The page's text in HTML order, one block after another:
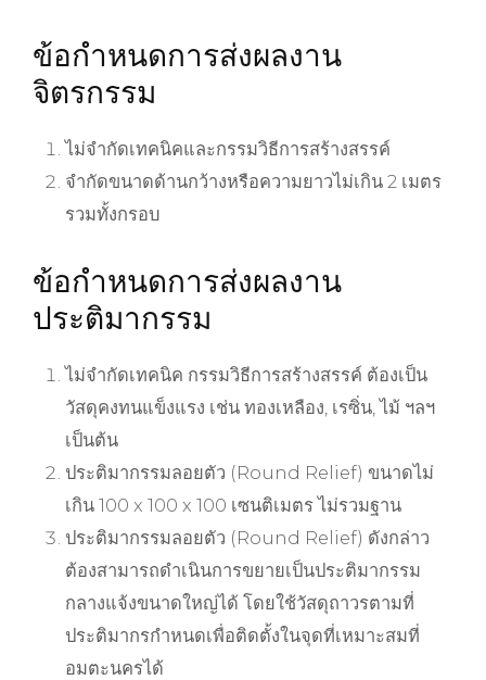
ข้อกำหนดการส่งผลงาน
จิตรกรรม
ไม่จำกัดเทคนิคและกรรมวิธีการสร้างสรรค์
จำกัดขนาดด้านกว้างหรือความยาวไม่เกิน 2 เมตร
รวมทั้งกรอบ
ข้อกำหนดการส่งผลงาน
ประติมากรรม
ไม่จำกัดเทคนิค กรรมวิธีการสร้างสรรค์ ต้องเป็น
วัสดุคงทนแข็งแรง เช่น ทองเหลือง, เรซิ่น, ไม้ ฯลฯ
เป็นต้น
ประติมากรรมลอยตัว (Round Relief) ขนาดไม่
เกิน 100 x 100 x 100 เซนติเมตร ไม่รวมฐาน
ประติมากรรมลอยตัว (Round Relief) ดังกล่าว
ต้องสามารถดำเนินการขยายเป็นประติมากรรม
กลางแจ้งขนาดใหญ่ได้ โดยใช้วัสดุถาวรตามที่
ประติมากรกำหนดเพื่อติดตั้งในจุดที่เหมาะสมที่
อมตะนครได้